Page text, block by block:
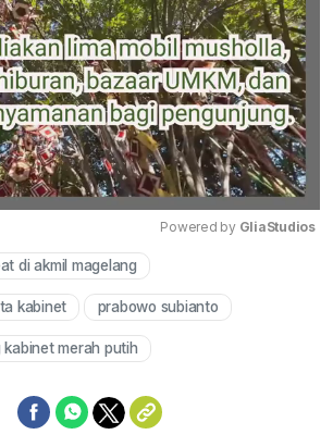
Powered by GliaStudios
di akmil magelang
kabinet prabowo subianto
merah putih